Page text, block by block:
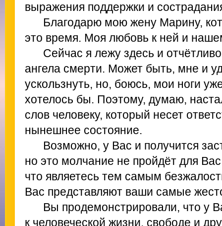
выражения поддержки и
Благодарю мою жену Марину,
это время. Моя любовь к ней и
Сейчас я лежу здесь и
ангела смерти. Может быть, мне и
ускользнуть, но, боюсь, мои ноги
хотелось бы. Поэтому, думаю,
слов человеку, который несет
нынешнее состояние.
Возможно, у Вас и получится
но это молчание не пройдёт для
что являетесь тем самым
Вас представляют ваши самые
Вы продемонстрировали, что у
к человеческой жизни, свободе и